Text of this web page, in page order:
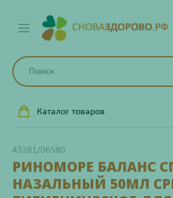
Каталог товаров
43281/06580
РИНОМОРЕ БАЛАНС
НАЗАЛЬНЫЙ 50МЛ